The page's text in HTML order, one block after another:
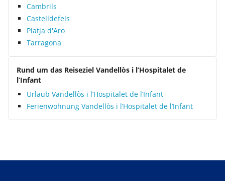
Cambrils
Castelldefels
Platja d'Aro
Tarragona
Rund um das Reiseziel Vandellòs i l’Hospitalet de
l’Infant
Urlaub Vandellòs i l’Hospitalet de l’Infant
Ferienwohnung Vandellòs i l’Hospitalet de l’Infant